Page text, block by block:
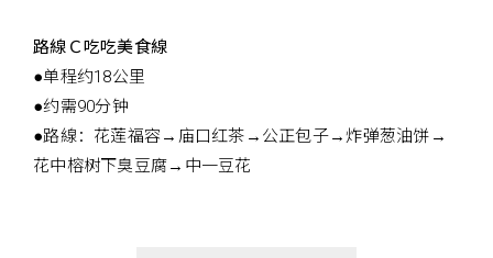
路線Ｃ吃吃美食線
●单程约18公里
●约需90分钟
●路線：花莲福容→庙口红茶→公正包子→炸弹葱油饼→
花中榕树下臭豆腐→中一豆花